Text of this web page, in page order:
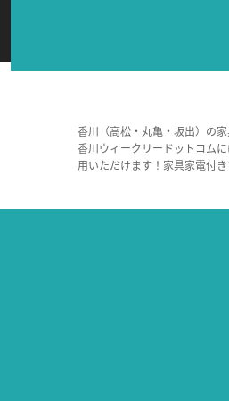
香川（高松・丸亀・坂出）の
香川ウィークリードットコム
用いただけます！家具家電付き